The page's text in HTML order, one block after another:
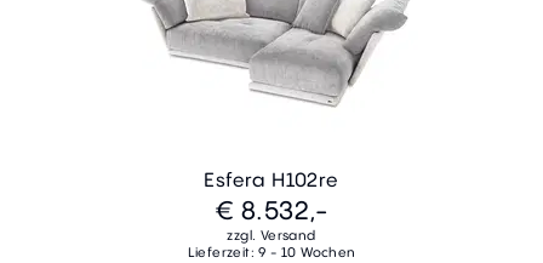
Esfera H102re
€ 8.532,-
zzgl. Versand
Lieferzeit: 9 - 10 Wochen